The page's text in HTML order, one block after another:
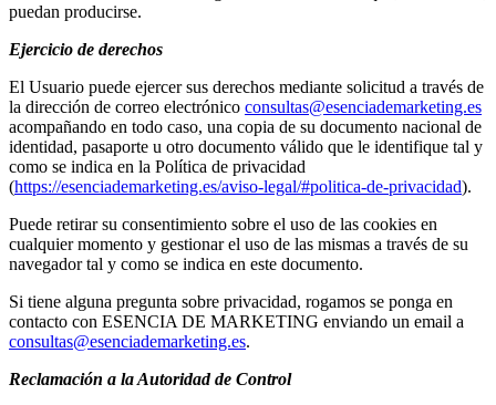
puedan producirse.
Ejercicio de derechos
El Usuario puede ejercer sus derechos mediante solicitud a través de
la dirección de correo electrónico consultas@esenciademarketing.es
acompañando en todo caso, una copia de su documento nacional de
identidad, pasaporte u otro documento válido que le identifique tal y
como se indica en la Política de privacidad
(https://esenciademarketing.es/aviso-legal/#politica-de-privacidad).
Puede retirar su consentimiento sobre el uso de las cookies en
cualquier momento y gestionar el uso de las mismas a través de su
navegador tal y como se indica en este documento.
Si tiene alguna pregunta sobre privacidad, rogamos se ponga en
contacto con ESENCIA DE MARKETING enviando un email a
consultas@esenciademarketing.es.
Reclamación a la Autoridad de Control